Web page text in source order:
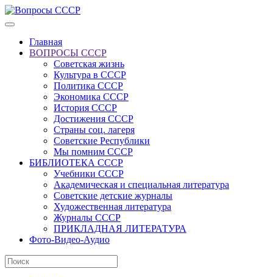
Главная
ВОПРОСЫ СССР
Советская жизнь
Культура в СССР
Политика СССР
Экономика СССР
История СССР
Достижения СССР
Страны соц. лагеря
Советские Республики
Мы помним СССР
БИБЛИОТЕКА СССР
Учебники СССР
Академическая и специальная литература
Советские детские журналы
Художественная литература
Журналы СССР
ПРИКЛАДНАЯ ЛИТЕРАТУРА
Фото-Видео-Аудио